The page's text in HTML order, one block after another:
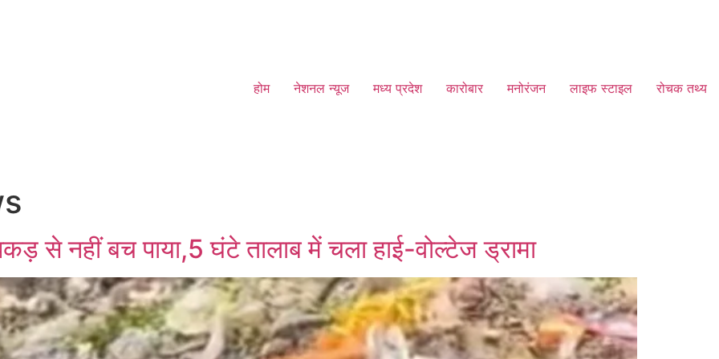
होम नेशनल न्यूज मध्य प्रदेश कारोबार मनोरंजन लाइफ स्टाइल रोचक तथ्य
पकड़ से नहीं बच पाया,5 घंटे तालाब में चला हाई-वोल्टेज ड्रामा